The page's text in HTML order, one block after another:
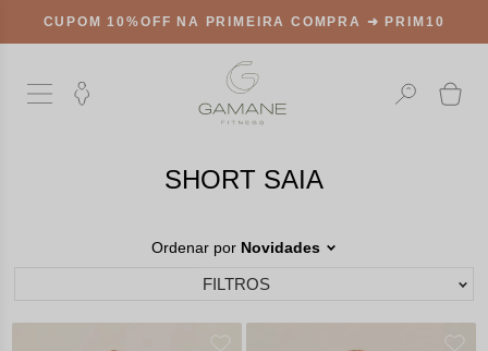
COMPRA ➜ PRIM10 FRETE GRÁTIS
SHORT SAIA
Ordenar por Novidades
FILTROS